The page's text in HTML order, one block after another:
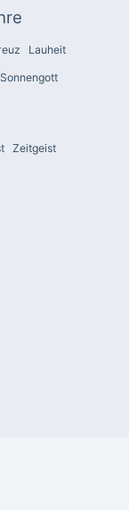
Lauheit
Sonnengott
Zeitgeist